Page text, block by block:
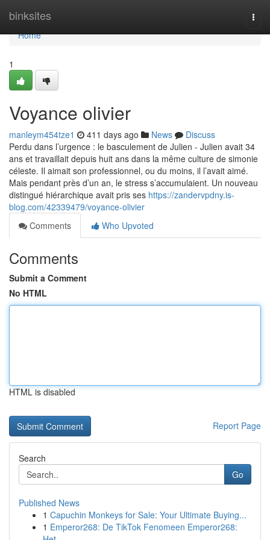
binksites
Home
Home
1
Voyance olivier
manleym454tze1 411 days ago News
Discuss
Perdu dans l’urgence : le basculement de Julien - Julien avait 34
ans et travaillait depuis huit ans dans la même culture de simonie
céleste. Il aimait son professionnel, ou du moins, il l’avait aimé.
Mais pendant près d’un an, le stress s’accumulaient. Un nouveau
distingué hiérarchique avait pris ses https://zandervpdny.is-
blog.com/42339479/voyance-olivier
Comments
Who Upvoted
Comments
Submit a Comment
No HTML
HTML is disabled
Report Page
Search
Go
Published News
1 Capuchin Monkeys for Sale: Your Ultimate Buying...
1 Emperor268: De TikTok Fenomeen Emperor268: